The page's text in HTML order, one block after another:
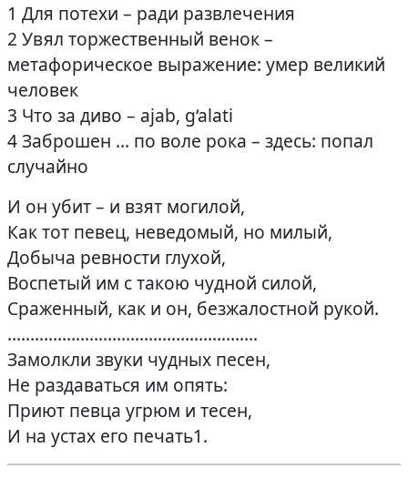
1 Для потехи – ради развлечения
2 Увял торжественный венок –
метафорическое выражение: умер великий
человек
3 Что за диво – ajab, g‘alati
4 Заброшен … по воле рока – здесь: попал
случайно
И он убит – и взят могилой,
Как тот певец, неведомый, но милый,
Добыча ревности глухой,
Воспетый им с такою чудной силой,
Сраженный, как и он, безжалостной рукой.
……………………………………………….
Замолкли звуки чудных песен,
Не раздаваться им опять:
Приют певца угрюм и тесен,
И на устах его печать1.